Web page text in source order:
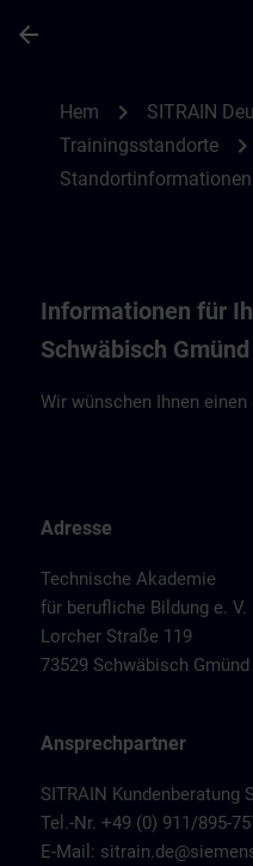
arrow_back
Hem chevron_right SITRAIN
Trainingsstandorte chevron_right
Informationen für
Schwäbisch Gmünd
Wir wünschen Ihnen
Adresse
Technische Akademie
für berufliche Bildung e. V.
Lorcher Straße 119
73529 Schwäbisch Gmünd
Ansprechpartner
SITRAIN Kundenberatung
Tel.-Nr. +49 (0) 911/895-
E-Mail: